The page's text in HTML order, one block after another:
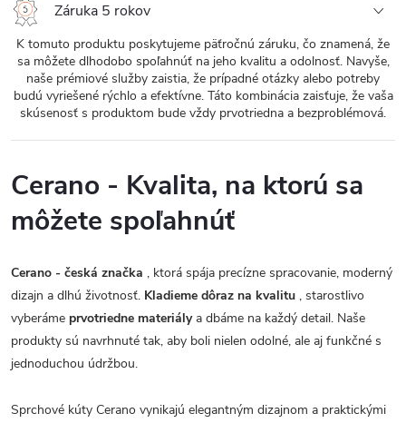
Záruka 5 rokov
K tomuto produktu poskytujeme päťročnú záruku, čo znamená, že
sa môžete dlhodobo spoľahnúť na jeho kvalitu a odolnosť. Navyše,
naše prémiové služby zaistia, že prípadné otázky alebo potreby
budú vyriešené rýchlo a efektívne. Táto kombinácia zaisťuje, že vaša
skúsenosť s produktom bude vždy prvotriedna a bezproblémová.
Cerano - Kvalita, na ktorú sa
môžete spoľahnúť
Cerano - česká značka , ktorá spája precízne spracovanie, moderný
dizajn a dlhú životnosť. Kladieme dôraz na kvalitu , starostlivo
vyberáme prvotriedne materiálya dbáme na každý detail. Naše
produkty sú navrhnuté tak, aby boli nielen odolné, ale aj funkčné s
jednoduchou údržbou.
Sprchové kúty Cerano vynikajú elegantným dizajnom a praktickými